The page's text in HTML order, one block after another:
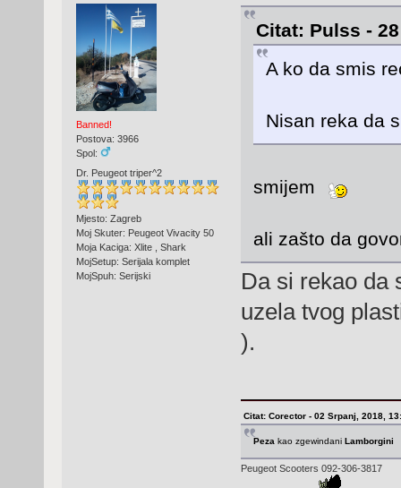
Banned!
Postova: 3966
Spol:
Dr. Peugeot triper^2
Mjesto: Zagreb
Moj Skuter: Peugeot Vivacity 50
Moja Kaciga: Xlite , Shark
MojSetup: Serijala komplet
MojSpuh: Serijski
Citat: Pulss -
A ko da smis
Nisan reka da
smijem
ali zašto da
Da si rekao da
uzela tvog
).
Citat: Corector - 02 Srpanj, 2018,
Peza kao zgewindaniLamborgini
Peugeot Scooters 092-306-3817